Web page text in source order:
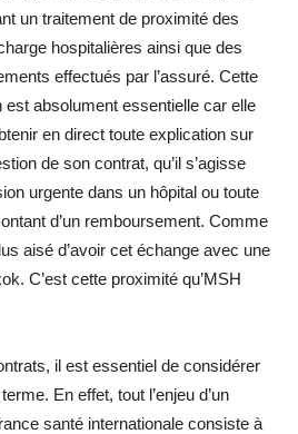
un traitement de proximité des
hospitalières ainsi que des
effectués par l’assuré. Cette
est absolument essentielle car elle
en direct toute explication sur
de son contrat, qu’il s’agisse
urgente dans un hôpital ou toute
d’un remboursement. Comme
aisé d’avoir cet échange avec une
C’est cette proximité qu’MSH
il est essentiel de considérer
En effet, tout l’enjeu d’un
santé internationale consiste à